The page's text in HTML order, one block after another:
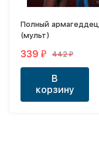
Полный армагеддец
(мульт)
339 ₽ 442₽
В
корзину